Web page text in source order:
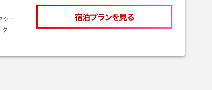
シー
ク
宿泊プランを見る